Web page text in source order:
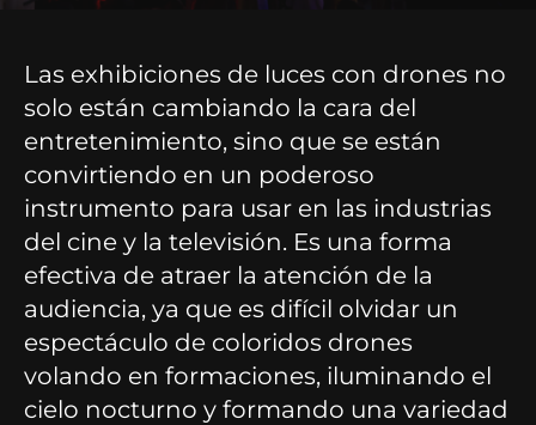
Las exhibiciones de luces con drones no
solo están cambiando la cara del
entretenimiento, sino que se están
convirtiendo en un poderoso
instrumento para usar en las industrias
del cine y la televisión. Es una forma
efectiva de atraer la atención de la
audiencia, ya que es difícil olvidar un
espectáculo de coloridos drones
volando en formaciones, iluminando el
cielo nocturno y formando una variedad